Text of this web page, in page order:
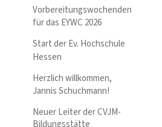
Vorbereitungswochenden
für das EYWC 2026
Start der Ev. Hochschule
Hessen
Herzlich willkommen,
Jannis Schuchmann!
Neuer Leiter der CVJM-
Bildungsstätte